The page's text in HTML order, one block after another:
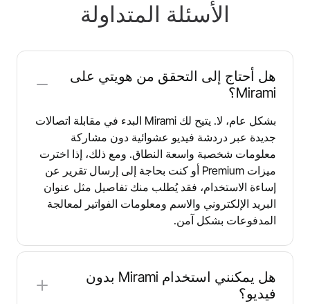
الأسئلة المتداولة
هل أحتاج إلى التحقق من هويتي على
Mirami؟
بشكل عام، لا. يتيح لك Mirami البدء في مقابلة اتصالات
جديدة عبر دردشة فيديو عشوائية دون مشاركة
معلومات شخصية واسعة النطاق. ومع ذلك، إذا اخترت
ميزات Premium أو كنت بحاجة إلى إرسال تقرير عن
إساءة الاستخدام، فقد يُطلب منك تفاصيل مثل عنوان
البريد الإلكتروني والاسم ومعلومات الفواتير لمعالجة
المدفوعات بشكل آمن.
هل يمكنني استخدام Mirami بدون
فيديو؟